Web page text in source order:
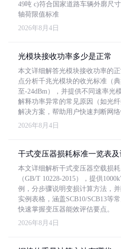
49吨 c)符合国家道路车辆外廓尺寸
轴荷限值标准
2026年8月4日
光模块接收功率多少是正常
本文详细解答光模块接收功率的
点分析千兆光模块的收光标准（
至-24dBm），并提供不同速率光
解释功率异常的常见原因（如光
解决方案，帮助用户快速判断网络
2026年8月4日
干式变压器损耗标准一览表
本文详细解析干式变压器空载损
（GB/T 10228-2015），提供
例，分步骤说明变损计算方法，
实例表格，涵盖SCB10/SCB13等
快速掌握变压器能效评估要点。
2026年8月4日